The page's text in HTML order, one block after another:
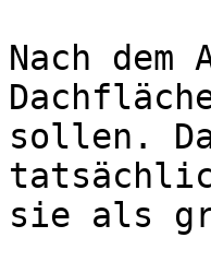
Nach
sollen.
sie als